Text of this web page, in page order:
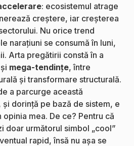
: ecosistemul atrage
creștere, iar creșterea
Nu orice trend
narațiuni se consumă în luni,
Arta pregătirii constă în a
mega-tendințe, între
și transformare structurală.
a parcurge această
dorință pe bază de sistem, e
opinia mea. De ce? Pentru că
doar următorul simbol „cool”
rapid, însă nu așa se